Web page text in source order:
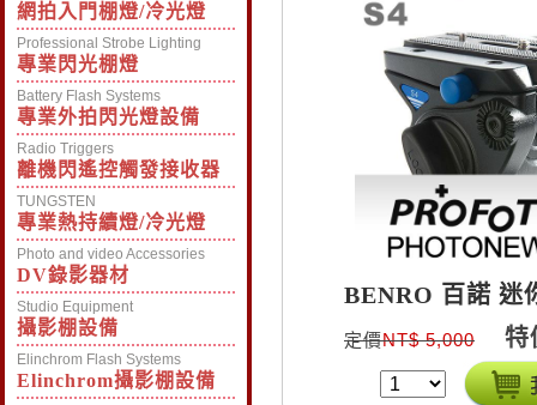
網拍入門棚燈/冷光燈
Professional Strobe Lighting
專業閃光棚燈
Battery Flash Systems
專業外拍閃光燈設備
Radio Triggers
離機閃遙控觸發接收器
TUNGSTEN
專業熱持續燈/冷光燈
Photo and video Accessories
DV錄影器材
Studio Equipment
攝影棚設備
Elinchrom Flash Systems
Elinchrom攝影棚設備
BENRO 百諾 迷
定價NT$ 5,000 特